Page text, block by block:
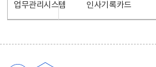
업무관리시스템 인사기록카드